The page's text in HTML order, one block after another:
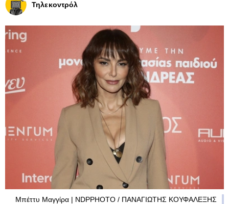
Τηλεκοντρόλ
Μπέττυ Μαγγίρα | NDPPHOTO / ΠΑΝΑΓΙΩΤΗΣ ΚΟΥΦΑΛΕΞΗΣ